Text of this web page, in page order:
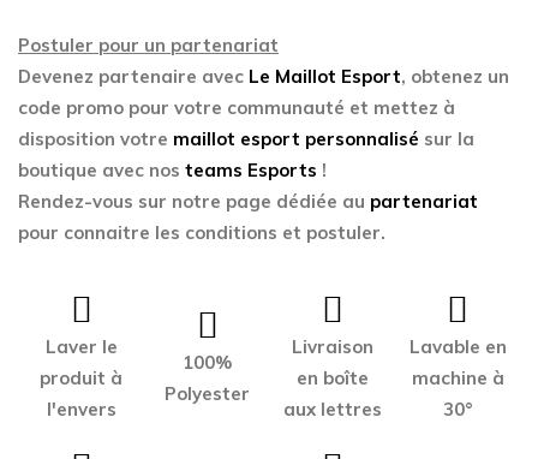
Postuler pour un partenariat
Devenez partenaire avec Le Maillot Esport, obtenez un
code promo pour votre communauté et mettez à
disposition votre maillot esport personnalisé sur la
boutique avec nos teams Esports !
Rendez-vous sur notre page dédiée au partenariat
pour connaitre les conditions et postuler.
Laver le
produit à
l'envers
100%
Polyester
Livraison
en boîte
aux lettres
Lavable en
machine à
30°